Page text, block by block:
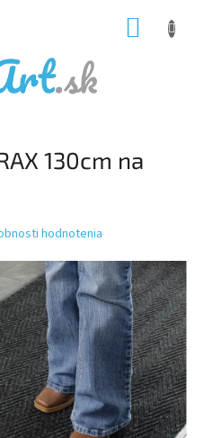
130cm na
hodnotenia